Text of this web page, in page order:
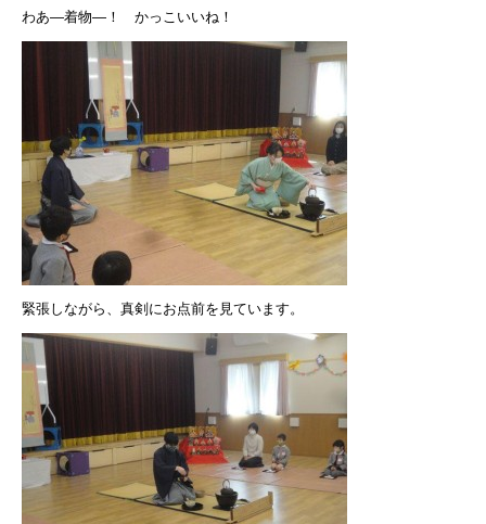
わあ―着物―！ かっこいいね！
緊張しながら、真剣にお点前を見ています。